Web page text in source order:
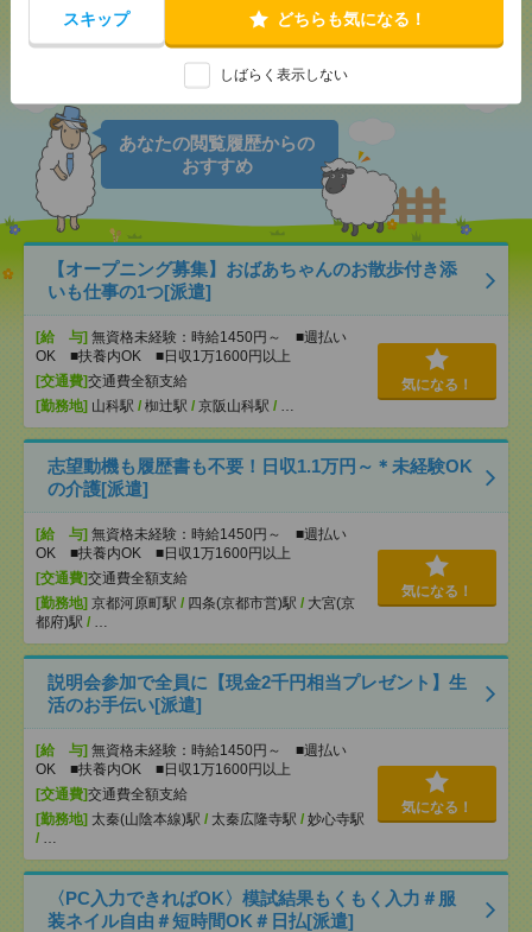
スキップ どちらも気になる！
しばらく表示しない
シェア ツイート ブックマーク
あなたの閲覧履歴からの
おすすめ
【オープニング募集】おばあちゃんのお散歩付き添
いも仕事の1つ[派遣]
[給 与] 無資格未経験：時給1450円～ ■週払い
OK ■扶養内OK ■日収1万1600円以上
[交通費]交通費全額支給
[勤務地] 山科駅 / 椥辻駅 / 京阪山科駅 / …
気になる！
志望動機も履歴書も不要！日収1.1万円～＊未経験OK
の介護[派遣]
[給 与] 無資格未経験：時給1450円～ ■週払い
OK ■扶養内OK ■日収1万1600円以上
[交通費]交通費全額支給
[勤務地] 京都河原町駅 / 四条(京都市営)駅 / 大宮(京
都府)駅 / …
気になる！
説明会参加で全員に【現金2千円相当プレゼント】生
活のお手伝い[派遣]
[給 与] 無資格未経験：時給1450円～ ■週払い
OK ■扶養内OK ■日収1万1600円以上
[交通費]交通費全額支給
[勤務地] 太秦(山陰本線)駅 / 太秦広隆寺駅 / 妙心寺駅
/ …
気になる！
〈PC入力できればOK〉模試結果もくもく入力＃服
装ネイル自由＃短時間OK＃日払[派遣]